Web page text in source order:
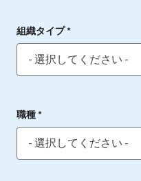
組織タイプ *
職種 *